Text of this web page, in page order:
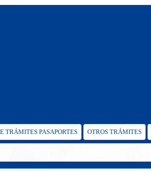
TRÁMITES PASAPORTES OTROS TRÁMITES